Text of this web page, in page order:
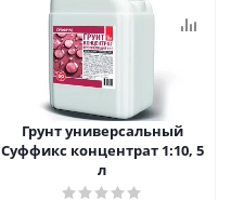
Грунт универсальный
Суффикс концентрат 1:10, 5
л